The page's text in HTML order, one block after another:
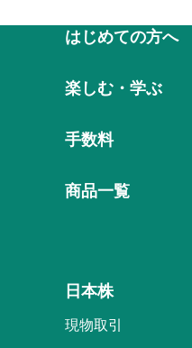
はじめての方へ
楽しむ・学ぶ
手数料
商品一覧
日本株
現物取引